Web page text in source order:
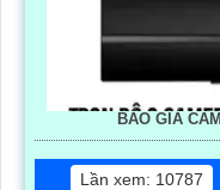
BÁO GIÁ
Lần xem: 10787